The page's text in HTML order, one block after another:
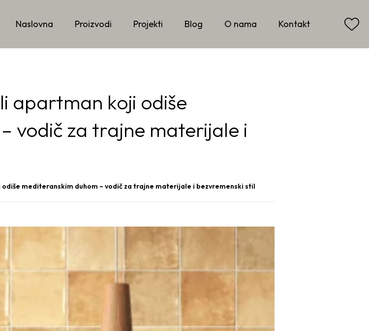
Naslovna Proizvodi Projekti Blog O nama Kontakt
apartman koji odiše
vodič za trajne materijale i
mediteranskim duhom – vodič za trajne materijale i bezvremenski stil